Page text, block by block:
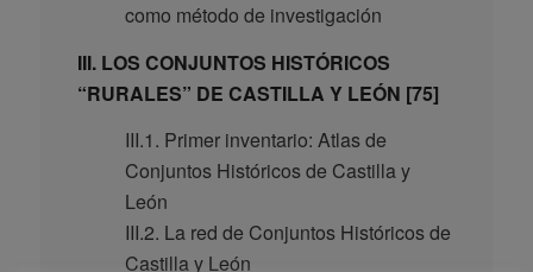
como método de investigación
III. LOS CONJUNTOS HISTÓRICOS
“RURALES” DE CASTILLA Y LEÓN [75]
III.1. Primer inventario: Atlas de
Conjuntos Históricos de Castilla y
León
III.2. La red de Conjuntos Históricos de
Castilla y León